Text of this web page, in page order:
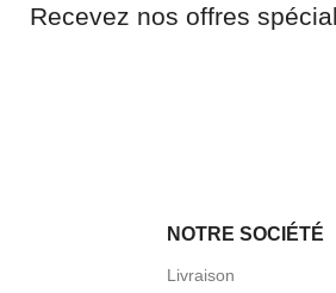
Recevez nos offres
NOTRE SOCIÉTÉ
Livraison